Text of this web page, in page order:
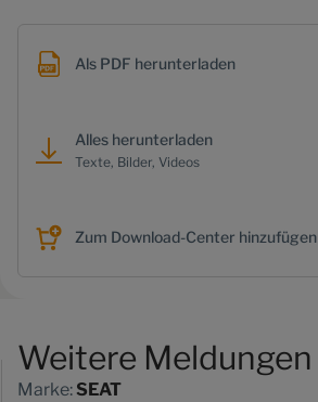
Als PDF herunterladen
Alles herunterladen
Texte, Bilder, Videos
Zum Download-Center hinzufügen
Weitere Meldungen
Marke: SEAT